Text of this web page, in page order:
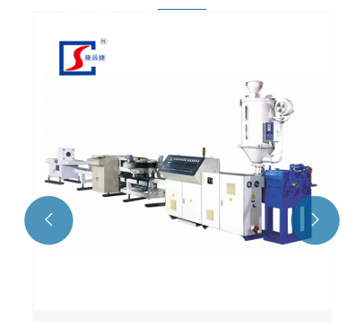
MPP কেবল সুরক্ষা হাতা পাইপ উত্পাদন লাইন
 